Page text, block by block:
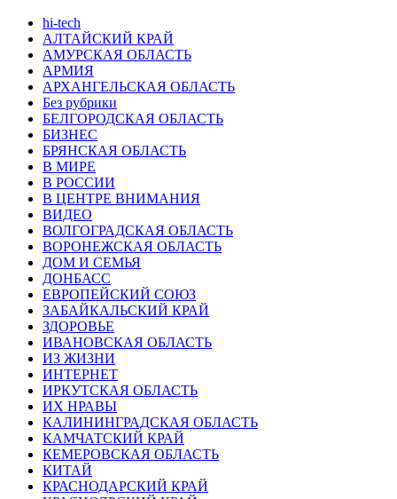
hi-tech
АЛТАЙСКИЙ КРАЙ
АМУРСКАЯ ОБЛАСТЬ
АРМИЯ
АРХАНГЕЛЬСКАЯ ОБЛАСТЬ
Без рубрики
БЕЛГОРОДСКАЯ ОБЛАСТЬ
БИЗНЕС
БРЯНСКАЯ ОБЛАСТЬ
В МИРЕ
В РОССИИ
В ЦЕНТРЕ ВНИМАНИЯ
ВИДЕО
ВОЛГОГРАДСКАЯ ОБЛАСТЬ
ВОРОНЕЖСКАЯ ОБЛАСТЬ
ДОМ И СЕМЬЯ
ДОНБАСС
ЕВРОПЕЙСКИЙ СОЮЗ
ЗАБАЙКАЛЬСКИЙ КРАЙ
ЗДОРОВЬЕ
ИВАНОВСКАЯ ОБЛАСТЬ
ИЗ ЖИЗНИ
ИНТЕРНЕТ
ИРКУТСКАЯ ОБЛАСТЬ
ИХ НРАВЫ
КАЛИНИНГРАДCКАЯ ОБЛАСТЬ
КАМЧАТСКИЙ КРАЙ
КЕМЕРОВСКАЯ ОБЛАСТЬ
КИТАЙ
КРАСНОДАРСКИЙ КРАЙ